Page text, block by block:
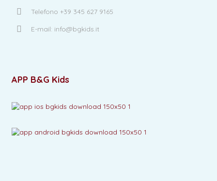
Telefono +39 345 627 9165
E-mail: info@bgkids.it
APP B&G Kids